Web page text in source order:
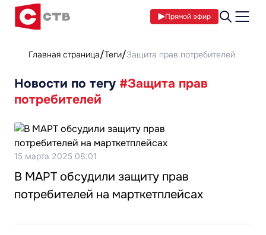
Прямой эфир
Главная страница Теги Защита прав потребителей
Новости по тегу #Защита прав
потребителей
15 марта 2025 08:01
В МАРТ обсудили защиту прав
потребителей на марткетплейсах